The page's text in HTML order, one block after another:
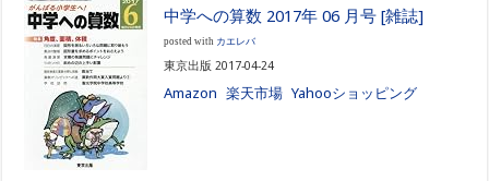
中学への算数 2017年 06 月号 [雑誌]
posted with カエレバ
東京出版 2017-04-24
Amazon 楽天市場 Yahooショッピング